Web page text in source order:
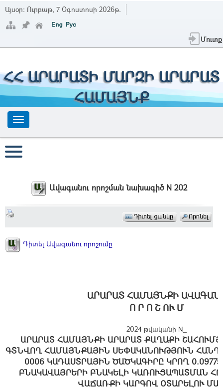
Այսօր: Ուրբաթ, 7 Օգոստոսի 2026թ.
Մուտք
ՀՀ ԱՐԱՐԱՏԻ ՄԱՐԶԻ ԱՐԱՐԱՏ
ՀԱՄԱՅՆՔ
Ավագանու որոշման նախագիծ N 202
Դիտել Ավագանու որոշումը
ԱՐԱՐԱՏ ՀԱՄԱՅՆՔԻ
Ո Ր Ո Շ ՈՒ Մ
2024 թվականի N_
ԱՐԱՐԱՏ ՀԱՄԱՅՆՔԻ ԱՐԱՐԱՏ ՔԱՂԱՔԻ
ԳՏՆՎՈՂ ՀԱՄԱՅՆՔԱՅԻՆ ՍԵՓԱԿԱՆՈՒԹՅՈՒՆ
0006 ԿԱԴԱՍՏՐԱՅԻՆ ԾԱԾԿԱԳԻՐԸ ԿՐՈՂ
ԲՆԱԿԱՎԱՅՐԵՐԻ ԲՆԱԿԵԼԻ ԿԱՌՈՒՑԱՊԱՏՄԱՆ
ՎԱՃԱՌՔԻ ԿԱՐԳՈՎ ՕՏԱՐԵԼՈՒ